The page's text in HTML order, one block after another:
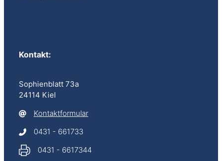
Kontakt:
Sophienblatt 73a
24114 Kiel
Kontaktformular
0431 - 661733
0431 - 6617344